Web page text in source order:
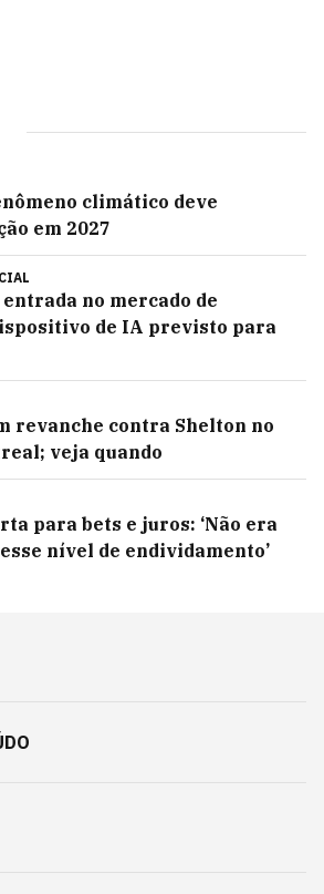
climático deve
em 2027
no mercado de
de IA previsto para
revanche contra Shelton no
veja quando
para bets e juros: ‘Não era
nível de endividamento’